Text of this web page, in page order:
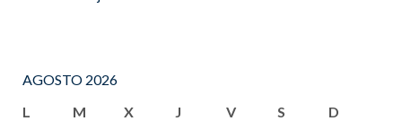
AGOSTO 2026
L
M X J V S
D